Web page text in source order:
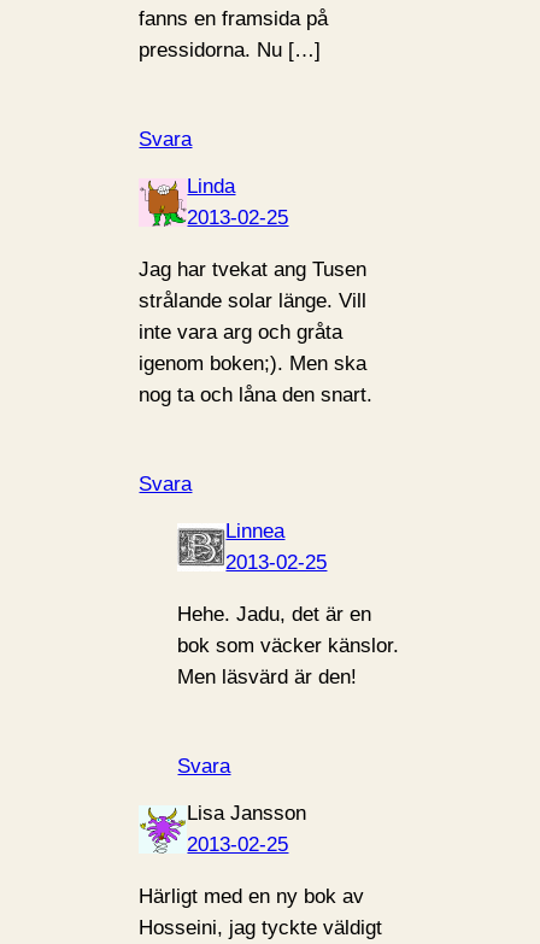
fanns en framsida på
pressidorna. Nu […]
Svara
Linda
2013-02-25
Jag har tvekat ang Tusen
strålande solar länge. Vill
inte vara arg och gråta
igenom boken;). Men ska
nog ta och låna den snart.
Svara
Linnea
2013-02-25
Hehe. Jadu, det är en
bok som väcker känslor.
Men läsvärd är den!
Svara
Lisa Jansson
2013-02-25
Härligt med en ny bok av
Hosseini, jag tyckte väldigt